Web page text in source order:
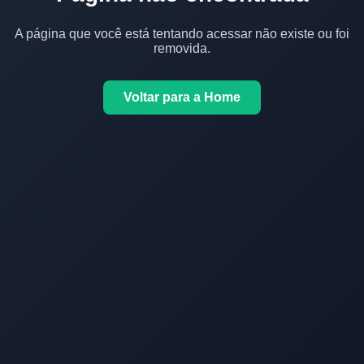
A página que você está tentando acessar não existe ou foi
removida.
Voltar para a Home